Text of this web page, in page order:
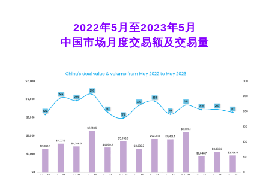
2022年5月至2023年5月
中国市场月度交易额及交易量